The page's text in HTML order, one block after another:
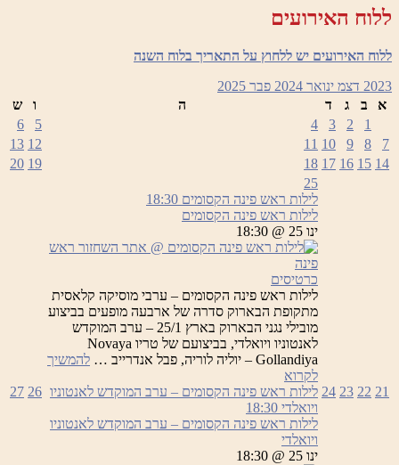
לאנטוניו
ללוח האירועים
ללוח האירועים יש ללחוץ על התאריך בלוח השנה
2023 דצמ ינואר 2024 פבר 2025
א
ב ג ד ה ו
ש
1
2
3
4
5
6
7
8
9
10
11
12
13
14
15
16
17
18
19
20
21
22
23
24
25
לילות ראש פינה הקסומים 18:30
לילות ראש פינה הקסומים
ינו 25 @ 18:30
כרטיסים
לילות ראש פינה הקסומים – ערבי מוסיקה קלאסית
מתקופת הבארוק סדרה של ארבעה מופעים בביצוע
מובילי נגני הבארוק בארץ 25/1 – ערב המוקדש
לאנטוניו ויואלדי, בביצועם של טריו Novaya
Gollandiya – יוליה לוריה, פבל אנדרייב …
להמשיך
לקרוא
ראש
פינה
הקסומים
לילות ראש פינה הקסומים – ערב המוקדש לאנטוניו
ויואלדי 18:30
לילות ראש פינה הקסומים – ערב המוקדש לאנטוניו
ויואלדי
ינו 25 @ 18:30
26
27